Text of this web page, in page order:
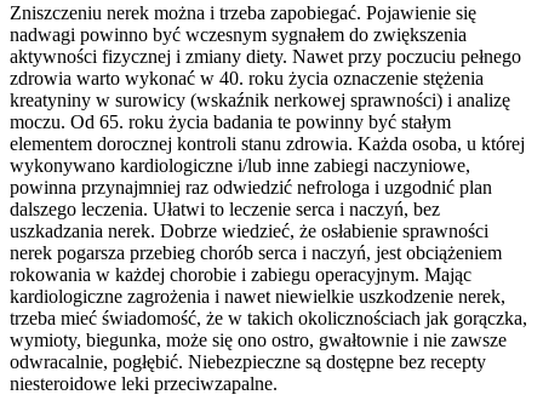
Zniszczeniu nerek można i trzeba zapobiegać. Pojawienie się
nadwagi powinno być wczesnym sygnałem do zwiększenia
aktywności fizycznej i zmiany diety. Nawet przy poczuciu pełnego
zdrowia warto wykonać w 40. roku życia oznaczenie stężenia
kreatyniny w surowicy (wskaźnik nerkowej sprawności) i analizę
moczu. Od 65. roku życia badania te powinny być stałym
elementem dorocznej kontroli stanu zdrowia. Każda osoba, u której
wykonywano kardiologiczne i/lub inne zabiegi naczyniowe,
powinna przynajmniej raz odwiedzić nefrologa i uzgodnić plan
dalszego leczenia. Ułatwi to leczenie serca i naczyń, bez
uszkadzania nerek. Dobrze wiedzieć, że osłabienie sprawności
nerek pogarsza przebieg chorób serca i naczyń, jest obciążeniem
rokowania w każdej chorobie i zabiegu operacyjnym. Mając
kardiologiczne zagrożenia i nawet niewielkie uszkodzenie nerek,
trzeba mieć świadomość, że w takich okolicznościach jak gorączka,
wymioty, biegunka, może się ono ostro, gwałtownie i nie zawsze
odwracalnie, pogłębić. Niebezpieczne są dostępne bez recepty
niesteroidowe leki przeciwzapalne.